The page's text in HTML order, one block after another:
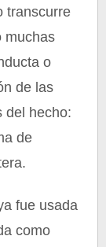
transcurre
muchas
o
de las
del hecho:
de
fue usada
como